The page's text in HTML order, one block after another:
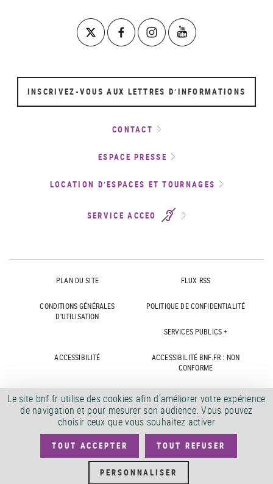
INSCRIVEZ-VOUS AUX LETTRES D’INFORMATIONS
CONTACT
ESPACE PRESSE
LOCATION D’ESPACES ET TOURNAGES
SERVICE ACCEO
PLAN DU SITE FLUX RSS
CONDITIONS GÉNÉRALES
D'UTILISATION
POLITIQUE DE CONFIDENTIALITÉ
SERVICES PUBLICS +
ACCESSIBILITÉ
ACCESSIBILITÉ BNF.FR : NON
CONFORME
MARCHÉS PUBLICS OFFRES D'EMPLOI
DÉMATÉRIALISATION FACTURES CRÉDITS
©
Le site bnf.fr utilise des cookies afin d'améliorer votre expérience
de navigation et pour mesurer son audience. Vous pouvez
choisir ceux que vous souhaitez activer
TOUT ACCEPTER TOUT REFUSER
PERSONNALISER